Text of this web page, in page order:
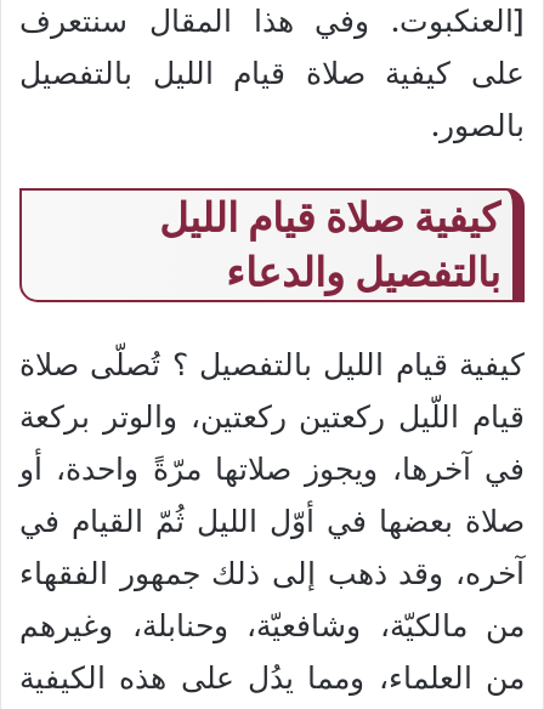
[العنكبوت. وفي هذا المقال سنتعرف
على كيفية صلاة قيام الليل بالتفصيل
بالصور.
كيفية صلاة قيام الليل
بالتفصيل والدعاء
كيفية قيام الليل بالتفصيل ؟ تُصلّى صلاة
قيام اللّيل ركعتين ركعتين، والوتر بركعة
في آخرها، ويجوز صلاتها مرّةً واحدة، أو
صلاة بعضها في أوّل الليل ثُمّ القيام في
آخره، وقد ذهب إلى ذلك جمهور الفقهاء
من مالكيّة، وشافعيّة، وحنابلة، وغيرهم
من العلماء، ومما يدُل على هذه الكيفية